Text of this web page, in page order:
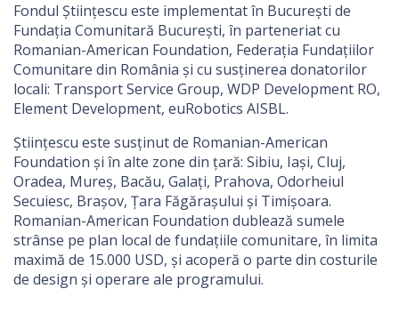
Fondul Științescu este implementat în București de
Fundația Comunitară București, în parteneriat cu
Romanian-American Foundation, Federația Fundațiilor
Comunitare din România și cu susținerea donatorilor
locali: Transport Service Group, WDP Development RO,
Element Development, euRobotics AISBL.
Științescu este susținut de Romanian-American
Foundation și în alte zone din țară: Sibiu, Iași, Cluj,
Oradea, Mureș, Bacău, Galați, Prahova, Odorheiul
Secuiesc, Brașov, Țara Făgărașului și Timișoara.
Romanian-American Foundation dublează sumele
strânse pe plan local de fundațiile comunitare, în limita
maximă de 15.000 USD, și acoperă o parte din costurile
de design și operare ale programului.